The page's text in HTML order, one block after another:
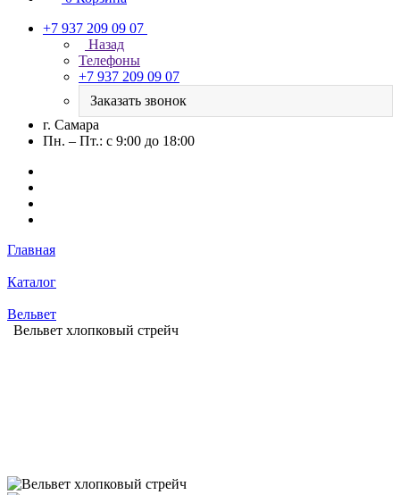
+7 937 209 09 07
Назад
Телефоны
+7 937 209 09 07
Заказать звонок
г. Самара
Пн. – Пт.: с 9:00 до 18:00
Главная
Каталог
Вельвет
Вельвет хлопковый стрейч